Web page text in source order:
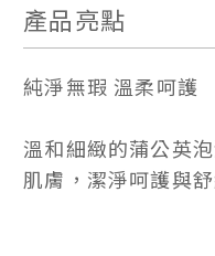
產品亮點
純淨無瑕 溫柔呵護
溫和細緻的蒲公英
肌膚，潔淨呵護與